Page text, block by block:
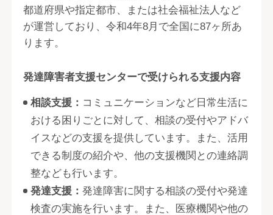
都道府県や指定都市、または社会福祉法人など
が運営しており、令和4年8月で全国に87ヶ所あ
ります。
発達障害者支援センターで受けられる支援内容
相談支援： コミュニケーションなど日常生活に
おける困りごとに対して、相談の受付やアドバ
イスなどの支援を提供しています。また、活用
できる制度の紹介や、他の支援機関との連絡調
整なども行います。
発達支援：発達障害に関する相談の受付や発達
検査の実施を行います。また、医療機関や他の